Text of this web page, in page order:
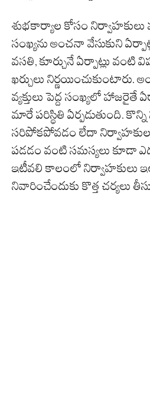
శుభకార్యాల కోసం నిర్వాహకులు
సంఖ్యను అంచనా వేసుకుని
వసతి, కూర్చునే ఏర్పాట్లు
ఖర్చులు
వ్యక్తులు పెద్ద సంఖ్యలో హాజరైతే
మారే పరిస్థితి ఏర్పడుతుంది.
సరిపోకపోవడం లేదా
పడడం వంటి సమస్యలు కూడా
ఇటీవలి కాలంలో నిర్వాహకులు
నివారించేందుకు కొత్త చర్యలు